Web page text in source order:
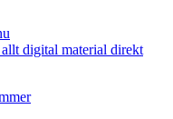
digital material direkt